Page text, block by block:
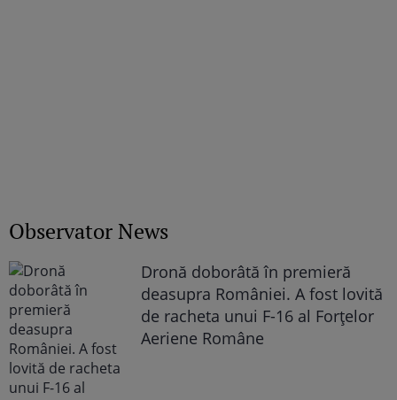
Observator News
Dronă doborâtă în premieră
deasupra României. A fost lovită
de racheta unui F-16 al Forţelor
Aeriene Române